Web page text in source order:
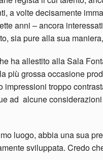
a volte decisamente
anni – ancora
sia pure alla sua
ha allestito alla Sala
più grossa occasione
impressioni troppo
ad alcune
luogo, abbia una sua
sviluppata. Credo